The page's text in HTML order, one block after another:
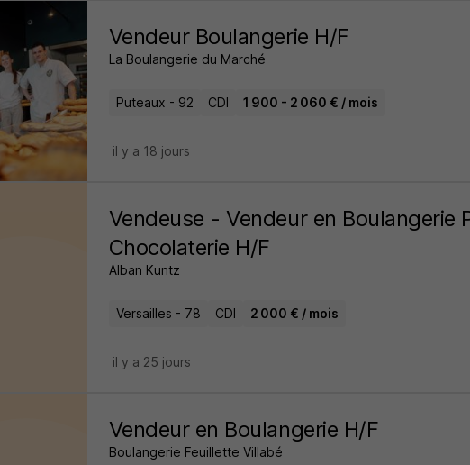
Vendeur Boulangerie H/F
La Boulangerie du Marché
Puteaux - 92 CDI 1 900 - 2 060 € / mois
il y a 18 jours
Vendeuse - Vendeur en Boulangerie
Chocolaterie H/F
Alban Kuntz
Versailles - 78 CDI 2 000 € / mois
il y a 25 jours
Vendeur en Boulangerie H/F
Boulangerie Feuillette Villabé